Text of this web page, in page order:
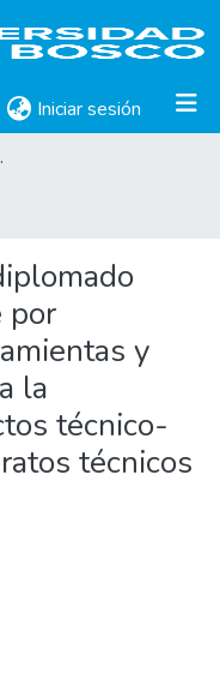
Iniciar sesión (current)
por
y
la
técnico-
técnicos